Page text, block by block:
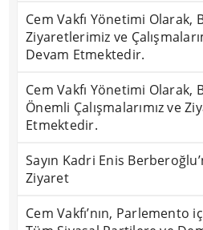
Cem Vakfı Yönetimi Olarak,
Ziyaretlerimiz ve
Devam Etmektedir.
Cem Vakfı Yönetimi Olarak,
Önemli Çalışmalarımız ve
Etmektedir.
Sayın Kadri Enis
Ziyaret
Cem Vakfı’nın, Parlemento